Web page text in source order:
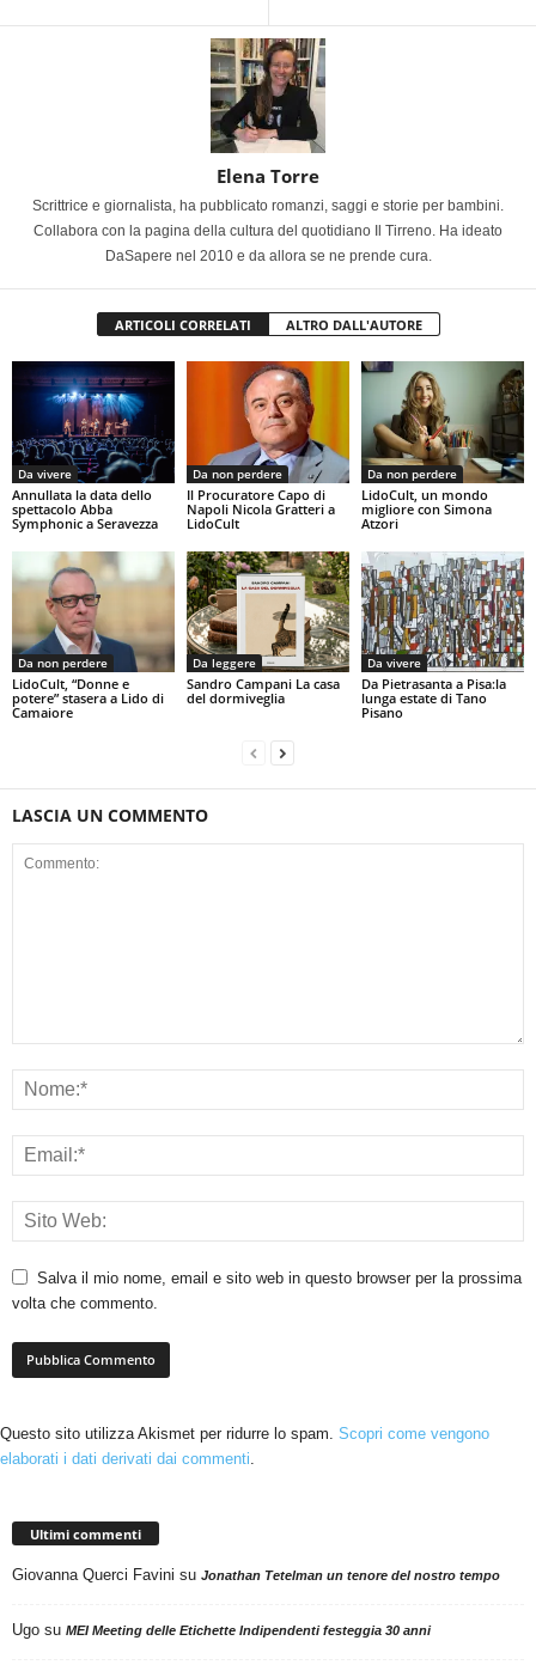
Elena Torre
Scrittrice e giornalista, ha pubblicato romanzi, saggi e storie per bambini.
Collabora con la pagina della cultura del quotidiano Il Tirreno. Ha ideato
DaSapere nel 2010 e da allora se ne prende cura.
ARTICOLI CORRELATI ALTRO DALL'AUTORE
Da vivere
Annullata la data dello
spettacolo Abba
Symphonic a Seravezza
Da non perdere
Il Procuratore Capo di
Napoli Nicola Gratteri a
LidoCult
Da non perdere
LidoCult, un mondo
migliore con Simona
Atzori
Da non perdere
LidoCult, “Donne e
potere” stasera a Lido di
Camaiore
Da leggere
Sandro Campani La casa
del dormiveglia
Da vivere
Da Pietrasanta a Pisa:la
lunga estate di Tano
Pisano
LASCIA UN COMMENTO
Salva il mio nome, email e sito web in questo browser per la prossima
volta che commento.
Questo sito utilizza Akismet per ridurre lo spam. Scopri come vengono
elaborati i dati derivati dai commenti.
Ultimi commenti
Giovanna Querci Favini su Jonathan Tetelman un tenore del nostro tempo
Ugo su MEI Meeting delle Etichette Indipendenti festeggia 30 anni